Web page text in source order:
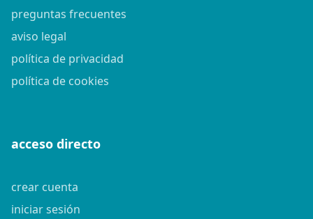
preguntas frecuentes
aviso legal
política de privacidad
política de cookies
acceso directo
crear cuenta
iniciar sesión